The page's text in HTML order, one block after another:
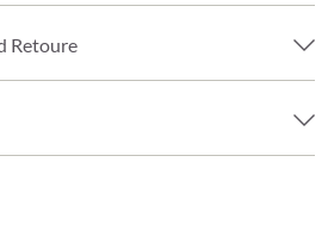
Retoure